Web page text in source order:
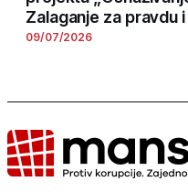
Zalaganje za pravdu
09/07/2026